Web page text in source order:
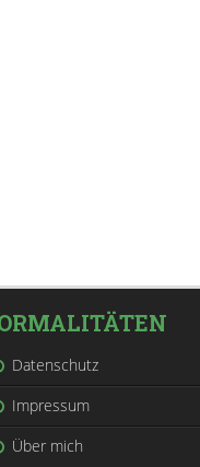
Datenschutz
Impressum
Über mich